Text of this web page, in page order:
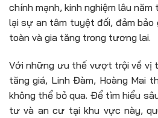
chính mạnh, kinh nghiệm lâu
lại sự an tâm tuyệt đối, đảm
toàn và gia tăng trong tương lai.
Với những ưu thế vượt trội về vị
tăng giá, Linh Đàm, Hoàng Mai
không thể bỏ qua. Để tìm hiểu
tư và an cư tại khu vực này,